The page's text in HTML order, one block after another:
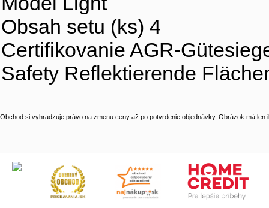
Obsah setu (ks) 4
Certifikovanie AGR-
Safety Reflektierende
Obchod si vyhradzuje právo na zmenu ceny až po potvrdenie objednávky. Obrázok má len